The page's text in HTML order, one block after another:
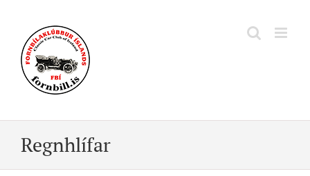
content
Regnhlífar